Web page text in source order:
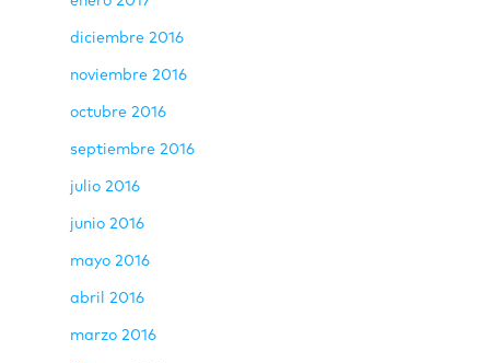
diciembre 2016
noviembre 2016
octubre 2016
septiembre 2016
julio 2016
junio 2016
mayo 2016
abril 2016
marzo 2016